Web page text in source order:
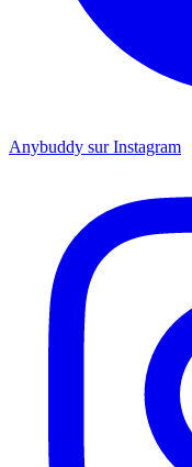
Anybuddy sur Instagram